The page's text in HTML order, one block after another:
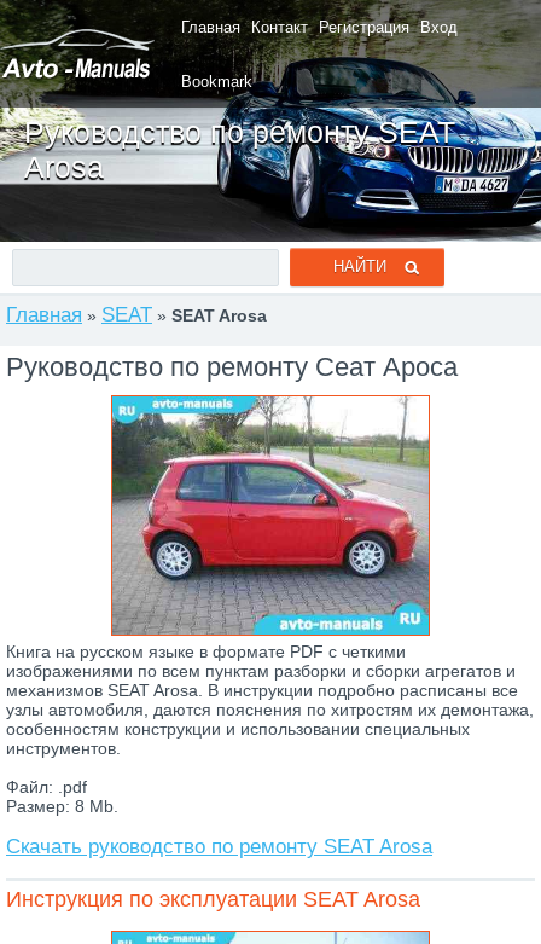
Главная Контакт Регистрация Вход
Bookmark
Руководство по ремонту SEAT
Arosa
Главная » SEAT » SEAT Arosa
Руководство по ремонту Сеат Ароса
Книга на русском языке в формате PDF с четкими
изображениями по всем пунктам разборки и сборки агрегатов и
механизмов SEAT Arosa. В инструкции подробно расписаны все
узлы автомобиля, даются пояснения по хитростям их демонтажа,
особенностям конструкции и использовании специальных
инструментов.
Файл: .pdf
Размер: 8 Mb.
Скачать руководство по ремонту SEAT Arosa
Инструкция по эксплуатации SEAT Arosa